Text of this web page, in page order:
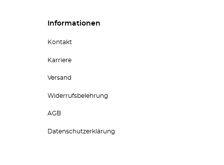
Informationen
Kontakt
Karriere
Versand
Widerrufsbelehrung
AGB
Datenschutzerklärung